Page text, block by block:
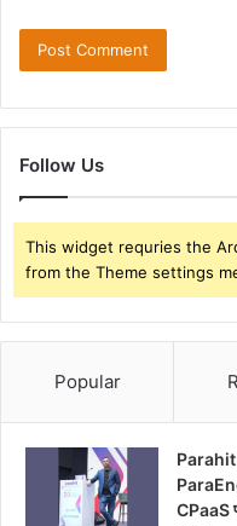
Follow Us
This widget requries the
from the Theme settings
Popular
Parahit
CPaaS